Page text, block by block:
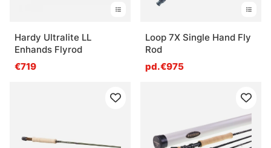
Hardy Ultralite LL
Enhands Flyrod
€719
Loop 7X Single Hand Fly
Rod
pd.€975